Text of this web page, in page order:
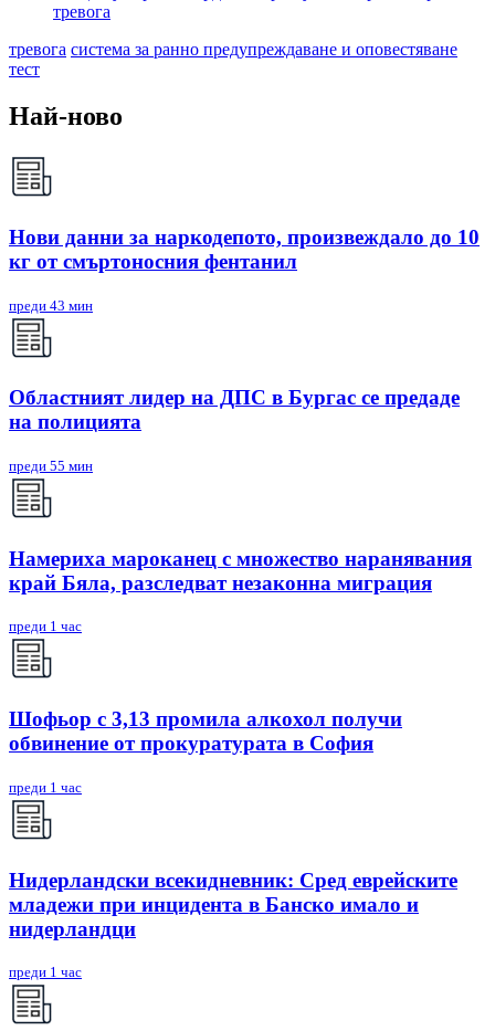
тревога
тревога система за ранно предупреждаване и оповестяване
тест
Най-ново
Нови данни за наркодепото, произвеждало до 10
кг от смъртоносния фентанил
преди 43 мин
Областният лидер на ДПС в Бургас се предаде
на полицията
преди 55 мин
Намериха мароканец с множество наранявания
край Бяла, разследват незаконна миграция
преди 1 час
Шофьор с 3,13 промила алкохол получи
обвинение от прокуратурата в София
преди 1 час
Нидерландски всекидневник: Сред еврейските
младежи при инцидента в Банско имало и
нидерландци
преди 1 час